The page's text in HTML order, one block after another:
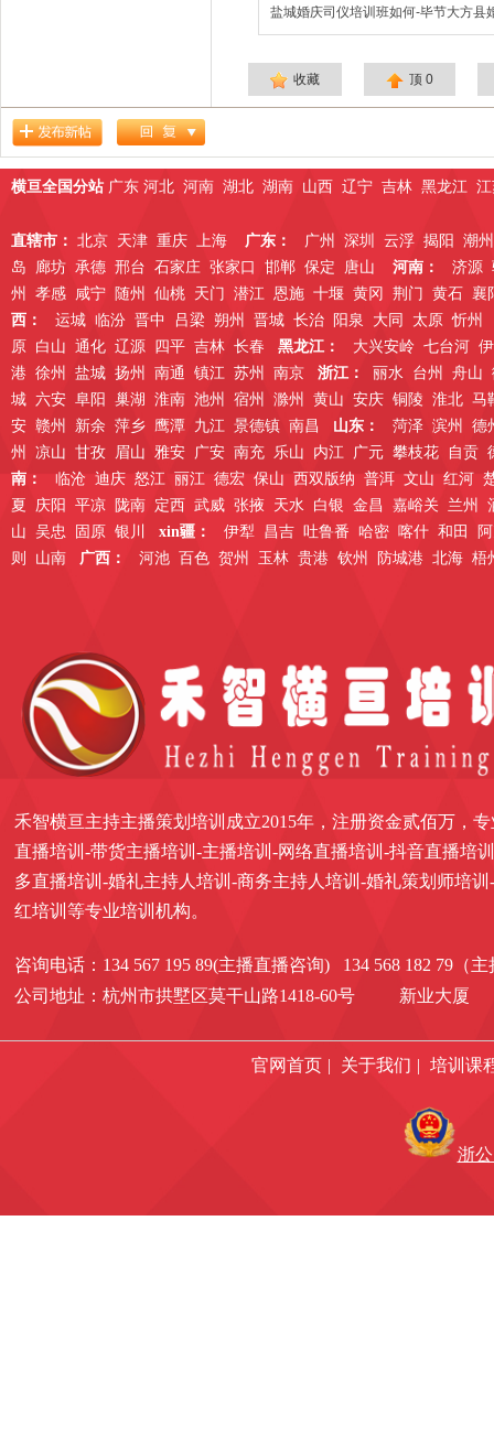
盐城婚庆司仪培训班如何-毕节大方县
收藏 顶 0
横亘全国分站 广东 河北 河南 湖北 湖南 山西 辽宁 吉林 黑龙江
直辖市： 北京 天津 重庆 上海 广东： 广州 深圳 云浮 揭阳
潮州
岛
廊坊 承德 邢台 石家庄 张家口 邯郸 保定 唐山 河南： 济源
州
孝感 咸宁 随州 仙桃 天门 潜江 恩施 十堰 黄冈 荆门 黄石 襄
西： 运城 临汾 晋中 吕梁 朔州 晋城 长治 阳泉 大同 太原 忻州
原
白山 通化 辽源 四平 吉林 长春 黑龙江： 大兴安岭 七台河
港 徐州 盐城 扬州 南通 镇江 苏州 南京 浙江： 丽水 台州 舟山
城 六安 阜阳 巢湖 淮南 池州 宿州 滁州 黄山 安庆 铜陵 淮北 马
安 赣州 新余 萍乡 鹰潭 九江 景德镇 南昌 山东： 菏泽 滨州
德
州
凉山 甘孜 眉山 雅安 广安 南充 乐山 内江 广元 攀枝花 自贡
南： 临沧 迪庆 怒江 丽江 德宏 保山 西双版纳 普洱 文山 红河
夏
庆阳 平凉 陇南 定西 武威 张掖 天水 白银 金昌 嘉峪关 兰州
山 吴忠 固原 银川 xin疆： 伊犁 昌吉 吐鲁番 哈密 喀什 和田
则
山南 广西： 河池 百色 贺州 玉林 贵港 钦州 防城港 北海 梧
咨询电话：134 567 195 89(主播直播咨询) 134 568 182 79（
公司地址：杭州市拱墅区莫干山路1418-60号 新业大厦
禾智横亘主持主播策划培训成立2015年，注册资金贰佰万，
直播培训-带货主播培训-主播培训-网络直播培训-抖音直播培
多直播培训-婚礼主持人培训-商务主持人培训-婚礼策划师培
红培训等专业培训机构。
官网首页 | 关于我们 | 培训课
浙